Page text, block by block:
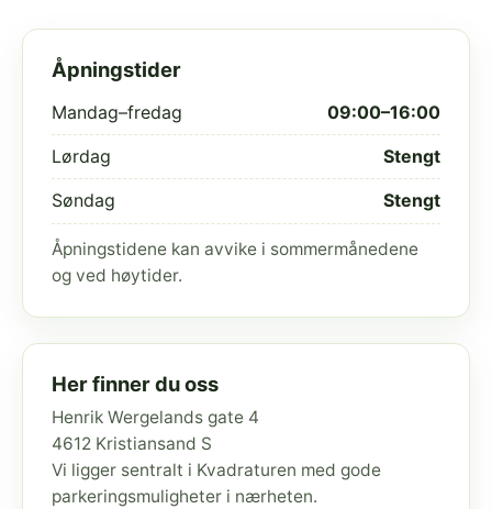
Åpningstider
Mandag–fredag 09:00–16:00
Lørdag Stengt
Søndag Stengt
Åpningstidene kan avvike i sommermånedene
og ved høytider.
Her finner du oss
Henrik Wergelands gate 4
4612 Kristiansand S
Vi ligger sentralt i Kvadraturen med gode
parkeringsmuligheter i nærheten.